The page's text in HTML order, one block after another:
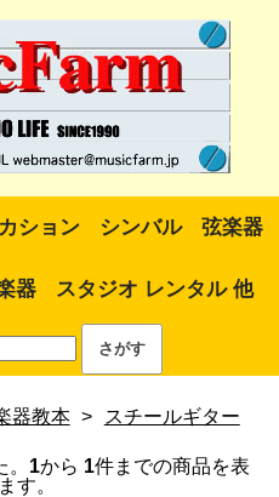
ション シンバル 弦楽器
器 スタジオ レンタル 他
器教本 > スチールギター
1から 1件までの商品を表
す。